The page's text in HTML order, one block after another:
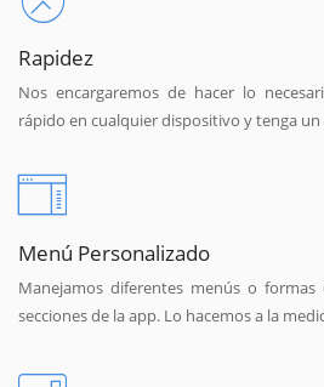
Rapidez
Nos encargaremos de hacer lo
rápido en cualquier dispositivo y tenga
Menú Personalizado
Manejamos diferentes menús o
secciones de la app. Lo hacemos a la